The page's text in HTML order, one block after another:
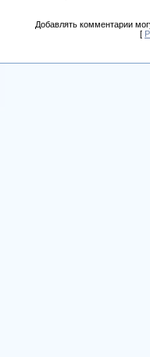
Добавлять комментарии
[